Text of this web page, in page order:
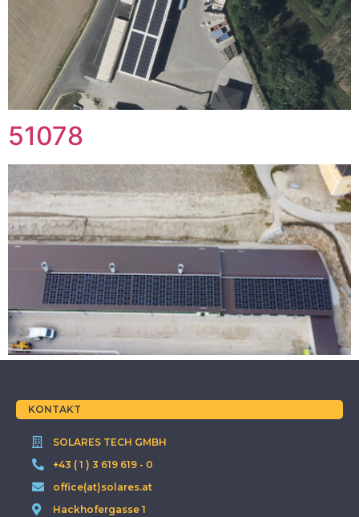
51078
KONTAKT
SOLARES TECH GMBH
+43 ( 1 ) 3 619 619 - 0
office(at)solares.at
Hackhofergasse 1